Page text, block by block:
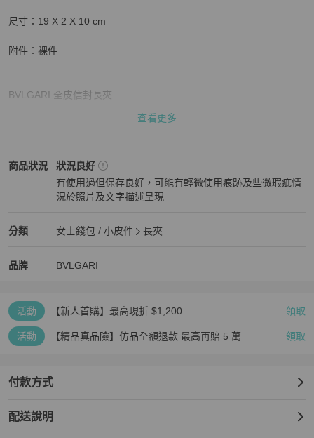
尺寸：19 X 2 X 10 cm
附件：裸件
BVLGARI 全皮信封長夾
時尚不敗款，經典實用款💯
商品狀況完全呈現在照片中
詢問商品細節請注意禮貌🙇‍♀️
商品皆自歐洲/日本正規管道進口
每個包狀況不同，價格也會不同
二手商品皆有使用痕跡，高標準請靠櫃選購
查看更多
商品狀況
BVLGARI 女士錢包 / 小皮件
狀況良好
有使用過但保存良好，可能有輕微使用痕跡及些微瑕疵情
況於照片及文字描述呈現
分類
BVLGARI 女士錢包 / 小皮件分類資訊
女士錢包 / 小皮件
長夾
品牌
BVLGARI 精品女士錢包 / 小皮件
BVLGARI
BVLGARI 推薦清單
活動 【新人首購】最高現折 $1,200 領取
活動 【精品真品險】仿品全額退款 最高再賠 5 萬 領取
付款方式
配送說明